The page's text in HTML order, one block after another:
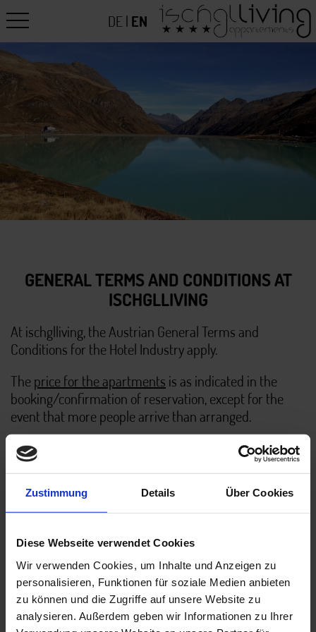
Zustimmung Details Über Cookies
Diese Webseite verwendet Cookies
Wir verwenden Cookies, um Inhalte und Anzeigen zu
personalisieren, Funktionen für soziale Medien anbieten
zu können und die Zugriffe auf unsere Website zu
analysieren. Außerdem geben wir Informationen zu Ihrer
DE| EN
GENERAL TERMS AND CONDITIONS AT
ISCHGLLIVING
At ischglliving, the Austrian General Terms and
Conditions for the Hotel Industry apply.
Theprice for the apartments is as indicated in the
booking/confirmation of reservation, except for the
event that more people arrive than arranged.
All details on our general terms and conditions here:
AGBH 2006 DEUTSCH (pdf, 42 KB)
GENERAL TERMS AND CONDITIONS FOR THE HOTEL
INDUSTRY (pdf, 41 KB)
CONDITIONS GENERALES POUR L’HOTELLERIE (pdf, 39